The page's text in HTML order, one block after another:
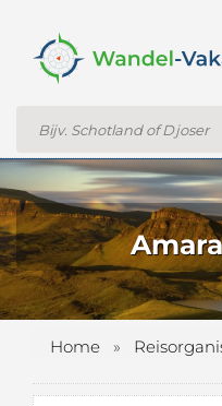
Home »